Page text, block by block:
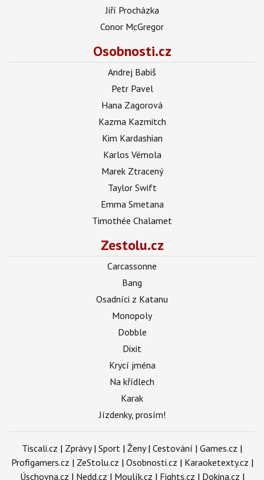
Jiří Procházka
Conor McGregor
Osobnosti.cz
Andrej Babiš
Petr Pavel
Hana Zagorová
Kazma Kazmitch
Kim Kardashian
Karlos Vémola
Marek Ztracený
Taylor Swift
Emma Smetana
Timothée Chalamet
Zestolu.cz
Carcassonne
Bang
Osadníci z Katanu
Monopoly
Dobble
Dixit
Krycí jména
Na křídlech
Karak
Jízdenky, prosím!
Tiscali.cz | Zprávy| Sport | Ženy| Cestování | Games.cz |
Profigamers.cz | ZeStolu.cz | Osobnosti.cz | Karaoketexty.cz |
Úschovna.cz | Nedd.cz | Moulík.cz | Fights.cz | Dokina.cz |